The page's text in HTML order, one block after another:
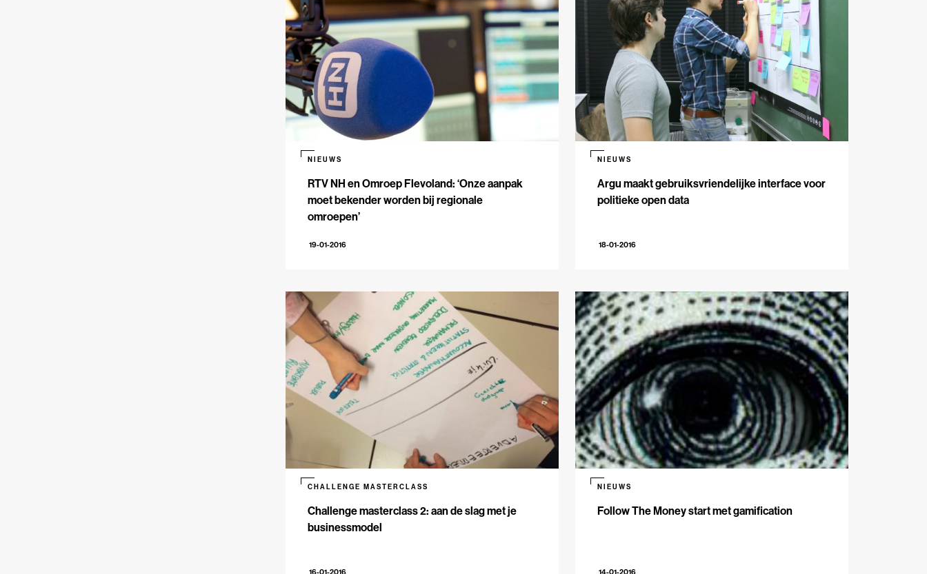
RTV NH en Omroep Flevoland: ‘Onze aanpak
moet bekender worden bij regionale
omroepen’
NIEUWS
19-01-2016
Argu maakt gebruiksvriendelijke interface voor
politieke open data
NIEUWS
18-01-2016
Challenge masterclass 2: aan de slag met je
businessmodel
CHALLENGE MASTERCLASS
16-01-2016
Follow The Money start met gamification
NIEUWS
14-01-2016